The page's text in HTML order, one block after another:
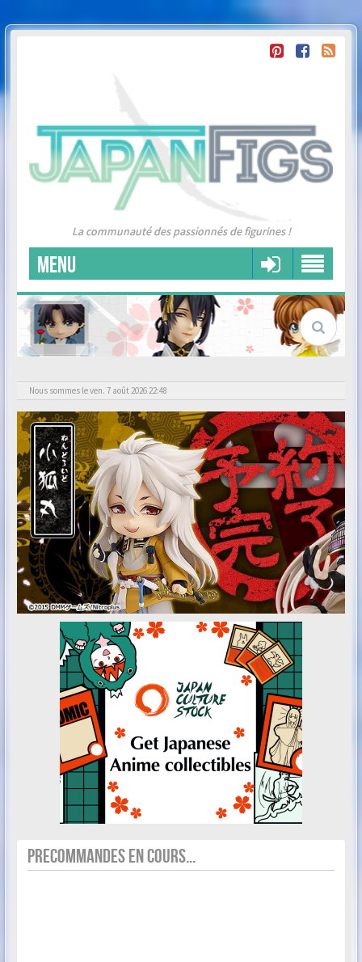
La communauté des passionnés de figurines !
MENU
Nous sommes le ven. 7 août 2026 22:48
PRECOMMANDES EN COURS...